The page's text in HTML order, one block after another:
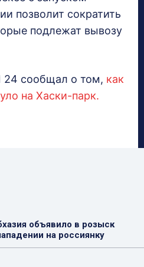
позволит сократить
подлежат вывозу
24 сообщал о том, как
на Хаски-парк.
объявило в розыск
на россиянку